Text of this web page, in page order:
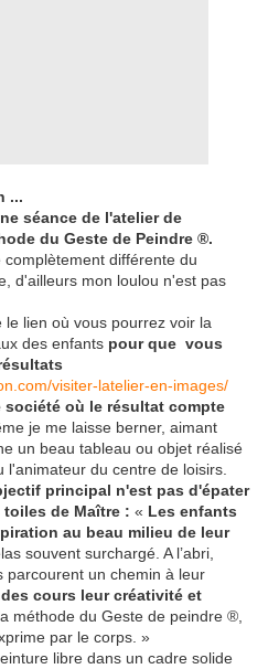
...
séance de l'atelier de
du Geste de Peindre ®.
différente du
d'ailleurs mon loulou n'est pas
lien où vous pourrez voir la
des enfants pour que vous
visiter-latelier-en-images/
où le résultat compte
je me laisse berner, aimant
un beau tableau ou objet réalisé
du centre de loisirs.
principal n'est pas d'épater
toiles de Maître : « Les enfants
au beau milieu de leur
souvent surchargé. A l’abri,
parcourent un chemin à leur
cours leur créativité et
méthode du Geste de peindre ®,
par le corps. »
libre dans un cadre solide